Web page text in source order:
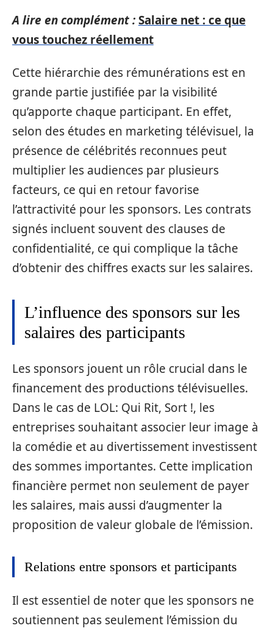
A lire en complément :Salaire net : ce que
vous touchez réellement
Cette hiérarchie des rémunérations est en
grande partie justifiée par la visibilité
qu’apporte chaque participant. En effet,
selon des études en marketing télévisuel, la
présence de célébrités reconnues peut
multiplier les audiences par plusieurs
facteurs, ce qui en retour favorise
l’attractivité pour les sponsors. Les contrats
signés incluent souvent des clauses de
confidentialité, ce qui complique la tâche
d’obtenir des chiffres exacts sur les salaires.
L’influence des sponsors sur les
salaires des participants
Les sponsors jouent un rôle crucial dans le
financement des productions télévisuelles.
Dans le cas de LOL: Qui Rit, Sort !, les
entreprises souhaitant associer leur image à
la comédie et au divertissement investissent
des sommes importantes. Cette implication
financière permet non seulement de payer
les salaires, mais aussi d’augmenter la
proposition de valeur globale de l’émission.
Relations entre sponsors et participants
Il est essentiel de noter que les sponsors ne
soutiennent pas seulement l’émission du